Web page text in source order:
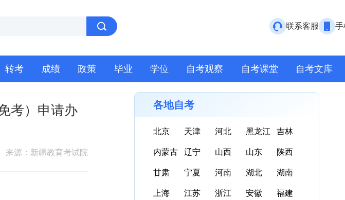
联系客服 手
转考 成绩 政策 毕业 学位 自考观察 自考课堂 自考文库
考）申请办
来源：新疆教育考试院
各地自考
北京 天津 河北 黑龙江 吉林
内蒙古 辽宁 山西 山东 陕西
甘肃 宁夏 河南 湖北 湖南
上海 江苏 浙江 安徽 福建